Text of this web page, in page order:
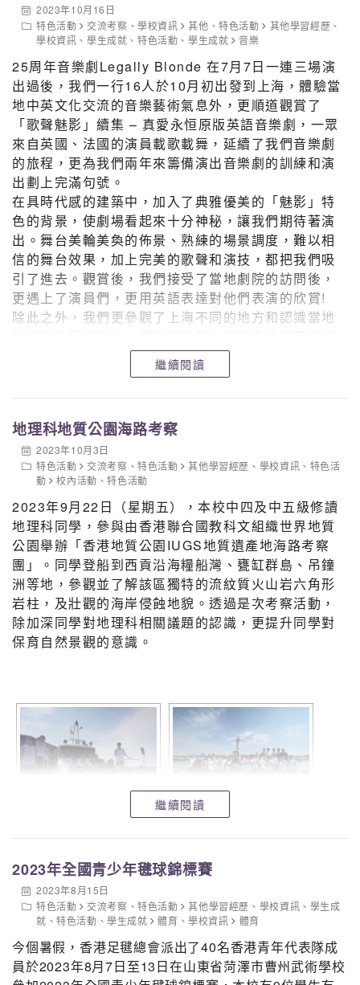
2023年10月16日
特色活動
交流考察 、學校資訊 其他 、特色活動 其他學習經歷 、
學校資訊 、學生成就 、特色活動 、學生成就 音樂
25周年音樂劇Legally Blonde 在7月7日一連三場演
出過後，我們一行16人於10月初出發到上海，體驗當
地中英文化交流的音樂藝術氣息外，更順道觀賞了
「歌聲魅影」續集 – 真愛永恒原版英語音樂劇，一眾
來自英國、法國的演員載歌載舞，延續了我們音樂劇
的旅程，更為我們兩年來籌備演出音樂劇的訓練和演
出劃上完滿句號。
在具時代感的建築中，加入了典雅優美的「魅影」特
色的背景，使劇場看起來十分神秘，讓我們期待著演
出。舞台美輪美奐的佈景、熟練的場景調度，難以相
信的舞台效果，加上完美的歌聲和演技，都把我們吸
引了進去。觀賞後，我們接受了當地劇院的訪問後，
更遇上了演員們，更用英語表達對他們表演的欣賞!
除此之外，我們更參觀了上海不同的地方和認識當地
城隍廟、黃浦外灘等，一嚐當地美食和欣賞特色建
築，別有一番風味。
在整過旅程中，我們一行人的關係更深，除了一起經
隊精神﹕開心時候一起笑、困難中也一起攜手渡過；
這程有笑有淚的日子，真在難能可貴，正正就是課堂
以外體驗學習的可貴之處，不論在個人成長、解難及
溝通技巧，都比書本上的學習來得實際和真切。
繼續閱讀
地理科地質公園海路考察
2023年10月3日
特色活動
交流考察 、特色活動 其他學習經歷 、 學校資訊 、 特色活
動
校內活動 、特色活動
2023年9月22日（星期五），本校中四及中五級修讀
地理科同學，參與由香港聯合國教科文組織世界地質
公園舉辦「香港地質公園IUGS地質遺產地海路考察
團」。同學登船到西貢沿海糧船灣、甕缸群島、吊鐘
洲等地，參觀並了解該區獨特的流紋質火山岩六角形
岩柱，及壯觀的海岸侵蝕地貌。透過是次考察活動，
除加深同學對地理科相關議題的認識，更提升同學對
保育自然景觀的意識。
繼續閱讀
2023年全國青少年毽球錦標賽
2023年8月15日
特色活動
交流考察 、特色活動 其他學習經歷 、 學校資訊 、 學生成
就 、特色活動 、學生成就 體育 、學校資訊 體育
今個暑假，香港足毽總會派出了40名香港青年代表隊成
員於2023年8月7日至13日在山東省菏澤市曹州武術學校